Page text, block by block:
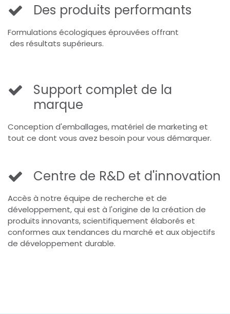
Des produits performants
Formulations écologiques éprouvées offrant
des résultats supérieurs.
Support complet de la
marque
Conception d'emballages, matériel de marketing et
tout ce dont vous avez besoin pour vous démarquer.
Centre de R&D et d'innovation
Accès à notre équipe de recherche et de
développement, qui est à l'origine de la création de
produits innovants, scientifiquement élaborés et
conformes aux tendances du marché et aux objectifs
de développement durable.